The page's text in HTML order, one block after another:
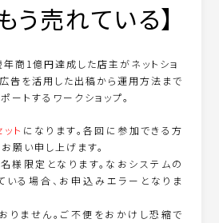
う売れている】
商1億円達成した店主がネットショ
告を活用した出稿から運用方法まで
ートするワークショップ。
ト になります。各回に参加できる方
願い申し上げます。
限定となります。なおシステムの
いる場合、お申込みエラーとなりま
りません。ご不便をおかけし恐縮で